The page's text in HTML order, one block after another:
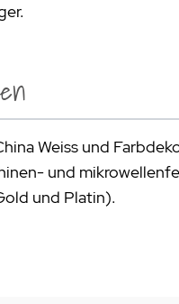
Weiss und
und
und Platin).